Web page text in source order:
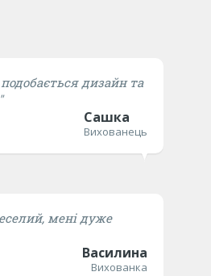
дизайн та
Сашка
Вихованець
мені дуже
Василина
Вихованка